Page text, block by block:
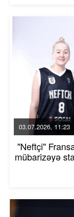
03.07.2026, 11:23
"Neftçi"
mübarizəyə